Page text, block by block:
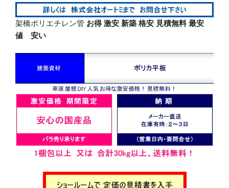
架橋ポリエチレン管 お得 激安 新築 格安 見積無料 最安
値 安い